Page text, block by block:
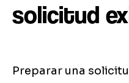
solicitud
Preparar una